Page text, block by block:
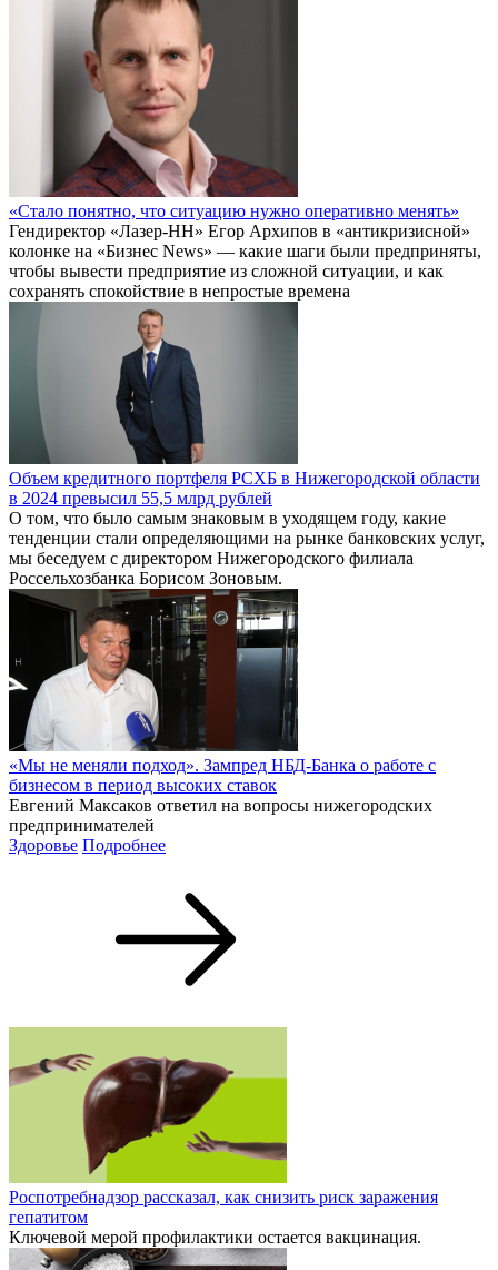
«Стало понятно, что ситуацию нужно оперативно менять»
Гендиректор «Лазер-НН» Егор Архипов в «антикризисной»
колонке на «Бизнес News» — какие шаги были предприняты,
чтобы вывести предприятие из сложной ситуации, и как
сохранять спокойствие в непростые времена
Объем кредитного портфеля РСХБ в Нижегородской области
в 2024 превысил 55,5 млрд рублей
О том, что было самым знаковым в уходящем году, какие
тенденции стали определяющими на рынке банковских услуг,
мы беседуем с директором Нижегородского филиала
Россельхозбанка Борисом Зоновым.
«Мы не меняли подход». Зампред НБД-Банка о работе с
бизнесом в период высоких ставок
Евгений Максаков ответил на вопросы нижегородских
предпринимателей
Здоровье Подробнее
Роспотребнадзор рассказал, как снизить риск заражения
гепатитом
Ключевой мерой профилактики остается вакцинация.